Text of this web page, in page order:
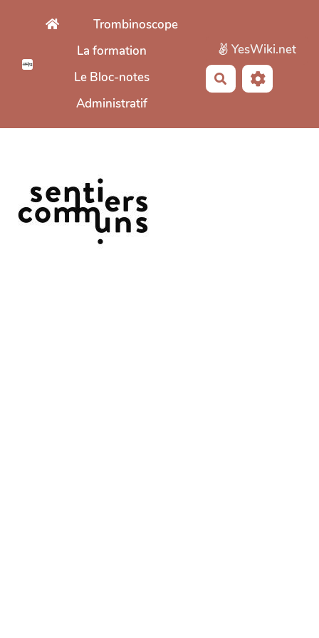
Aller au contenu principal
Trombinoscope
La formation
Le Bloc-notes
Administratif
YesWiki.net
Rechercher